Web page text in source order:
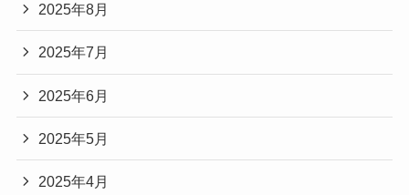
2025年8月
2025年7月
2025年6月
2025年5月
2025年4月